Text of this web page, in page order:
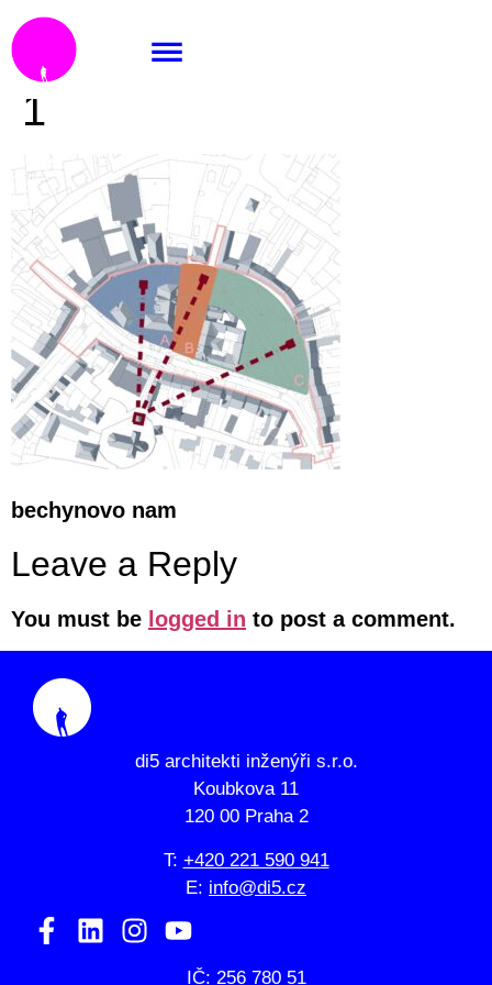
1_koncepční schéma-
1
bechynovo nam
Leave a Reply
You must be logged in to post a comment.
di5 architekti inženýři s.r.o.
Koubkova 11
120 00 Praha 2
T: +420 221 590 941
E: info@di5.cz
IČ: 256 780 51